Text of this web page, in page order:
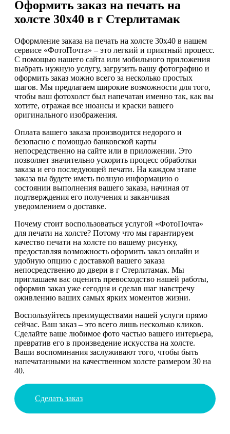
Оформить заказ на печать на
холсте 30х40 в г Стерлитамак
Оформление заказа на печать на холсте 30х40 в нашем
сервисе «ФотоПочта» – это легкий и приятный процесс.
С помощью нашего сайта или мобильного приложения
выбрать нужную услугу, загрузить вашу фотографию и
оформить заказ можно всего за несколько простых
шагов. Мы предлагаем широкие возможности для того,
чтобы ваш фотохолст был напечатан именно так, как вы
хотите, отражая все нюансы и краски вашего
оригинального изображения.
Оплата вашего заказа производится недорого и
безопасно с помощью банковской карты
непосредственно на сайте или в приложении. Это
позволяет значительно ускорить процесс обработки
заказа и его последующей печати. На каждом этапе
заказа вы будете иметь полную информацию о
состоянии выполнения вашего заказа, начиная от
подтверждения его получения и заканчивая
уведомлением о доставке.
Почему стоит воспользоваться услугой «ФотоПочта»
для печати на холсте? Потому что мы гарантируем
качество печати на холсте по вашему рисунку,
предоставляя возможность оформить заказ онлайн и
удобную опцию с доставкой вашего заказа
непосредственно до двери в г Стерлитамак. Мы
приглашаем вас оценить превосходство нашей работы,
оформив заказ уже сегодня и сделав шаг навстречу
оживлению ваших самых ярких моментов жизни.
Воспользуйтесь преимуществами нашей услуги прямо
сейчас. Ваш заказ – это всего лишь несколько кликов.
Сделайте ваше любимое фото частью вашего интерьера,
превратив его в произведение искусства на холсте.
Ваши воспоминания заслуживают того, чтобы быть
напечатанными на качественном холсте размером 30 на
40.
Сделать заказ